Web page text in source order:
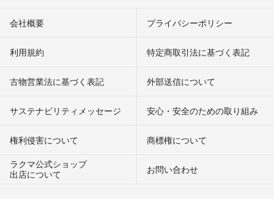
会社概要 プライバシーポリシー
利用規約 特定商取引法に基づく表記
古物営業法に基づく表記 外部送信について
サステナビリティメッセージ 安心・安全のための取り組み
権利侵害について
商標権について
ラクマ公式ショップ
出店について
お問い合わせ